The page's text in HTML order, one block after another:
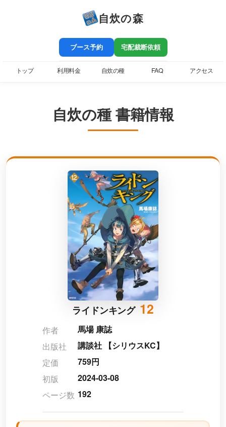
自炊の森
ブース予約 宅配裁断依頼
トップ 利用料金 自炊の種 FAQ アクセス
自炊の種 書籍情報
ライドンキング 12
作者
馬場 康誌
出版社
講談社 【シリウスKC】
定価
759円
初版
2024-03-08
ページ数 192